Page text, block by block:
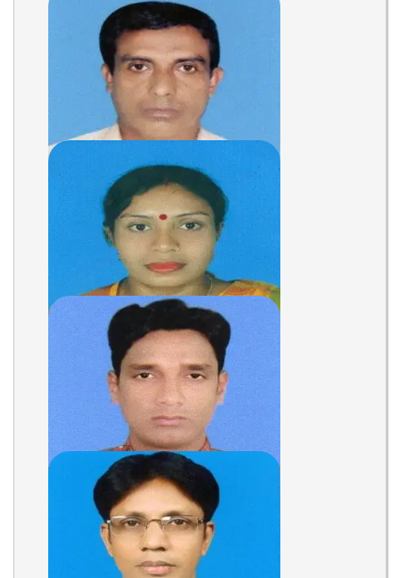
MD. ABDUL HAKIM
KHANDAKAR
Assistant Teacher
Teacher
DINA SARKAR
Assistant Teacher
Teacher
MD. ABDUR RAHIM
Assistant Teacher
Teacher